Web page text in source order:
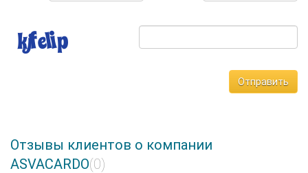
Отправить
Отзывы клиентов о компании
ASVACARDO(0)